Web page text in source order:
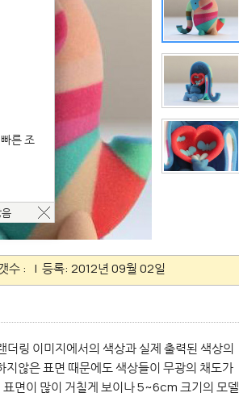
수 : | 등록: 2012년 09월 02일
링 이미지에서의 색상과 실제 출력된 색상의
않은 표면 때문에도 색상들이 무광의 채도가
면이 많이 거칠게 보이나 5~6cm 크기의 모델
른 조